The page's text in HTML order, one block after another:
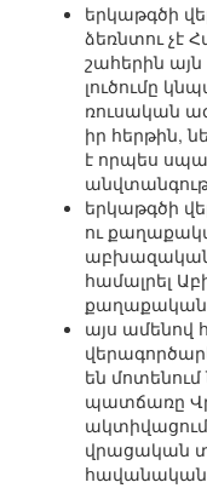
երկաթգծի
ձեռնտու չէ
շահերին
լուծումը
ռուսական
իր հերթին,
է որպես
երկաթգծի
ու
աբխազական
համալրել
քաղաքական
այս ամենով
են
պատճառը
վրացական
հավանական